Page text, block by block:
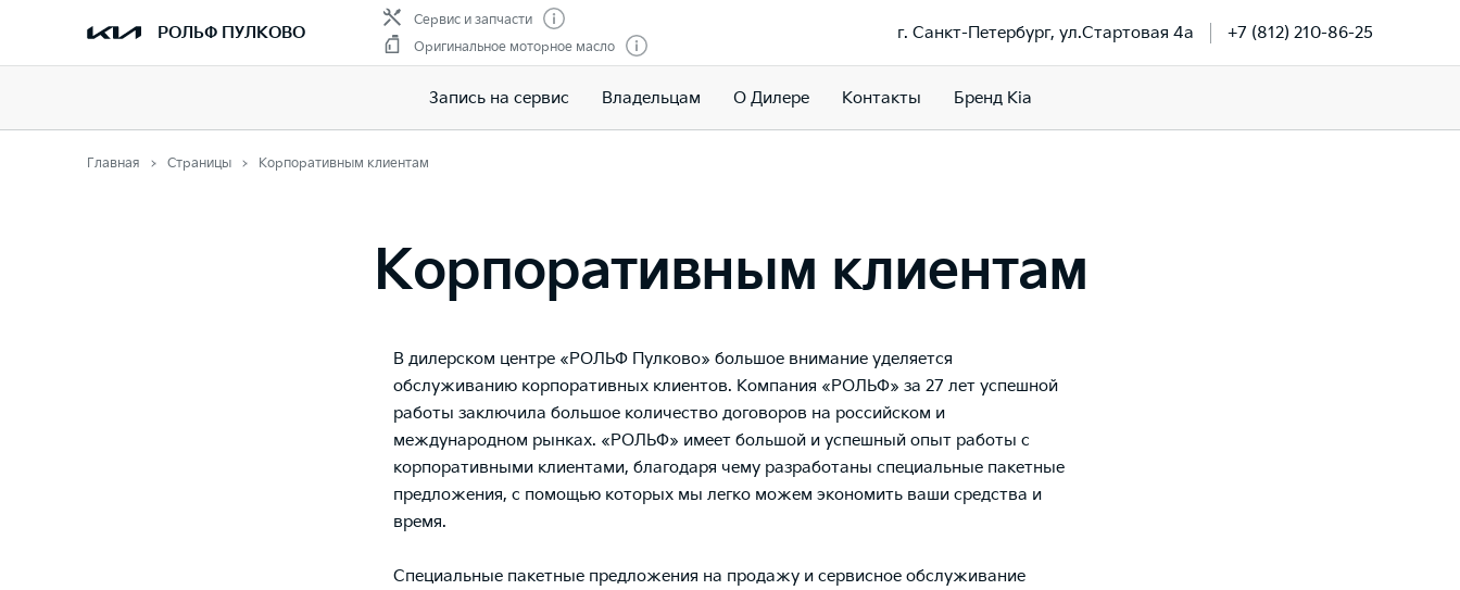
РОЛЬФ ПУЛКОВО
Сервис и запчасти
Оригинальное моторное масло
г. Санкт-Петербург, ул.Стартовая 4а +7 (812) 210-86-25
Запись на сервис Владельцам О Дилере Контакты Бренд Kia
Главная Страницы Корпоративным клиентам
Корпоративным клиентам
В дилерском центре «РОЛЬФ Пулково» большое внимание уделяется
обслуживанию корпоративных клиентов. Компания «РОЛЬФ» за 27 лет успешной
работы заключила большое количество договоров на российском и
международном рынках. «РОЛЬФ» имеет большой и успешный опыт работы с
корпоративными клиентами, благодаря чему разработаны специальные пакетные
предложения, с помощью которых мы легко можем экономить ваши средства и
время.
Специальные пакетные предложения на продажу и сервисное обслуживание